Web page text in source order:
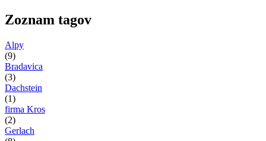
Zoznam tagov
Alpy
(9)
Bradavica
(3)
Dachstein
(1)
firma Kros
(2)
Gerlach